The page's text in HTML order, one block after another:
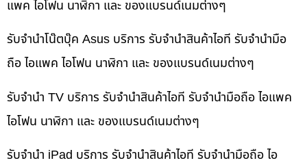
แพค ไอโฟน นาฬิกา และ ของแบรนด์เนมต่างๆ
รับจำนำโน๊ตบุ๊ค Asus บริการ รับจำนำสินค้าไอที รับจำนำมือ
ถือ ไอแพค ไอโฟน นาฬิกา และ ของแบรนด์เนมต่างๆ
รับจำนำ TV บริการ รับจำนำสินค้าไอที รับจำนำมือถือ ไอแพค
ไอโฟน นาฬิกา และ ของแบรนด์เนมต่างๆ
รับจำนำ iPad บริการ รับจำนำสินค้าไอที รับจำนำมือถือ ไอ